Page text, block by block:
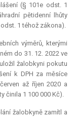
(§ 101e odst. 1
pětidenní lhůty
1 téhož zákona).
výměrů, kterými
do 31. 12. 2022 ve
žalobkyni pokutu
k DPH za měsíce
až říjen 2020 a
činila 1 100 000 Kč).
žalobkyně zamítl a